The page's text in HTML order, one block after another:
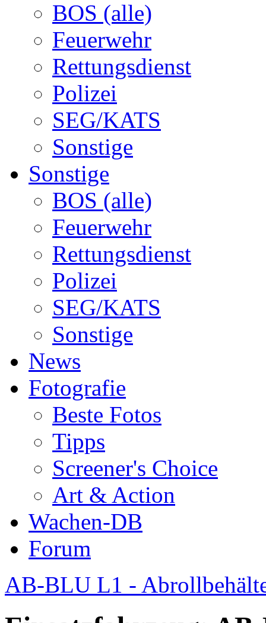
BOS (alle)
Feuerwehr
Rettungsdienst
Polizei
SEG/KATS
Sonstige
Sonstige
BOS (alle)
Feuerwehr
Rettungsdienst
Polizei
SEG/KATS
Sonstige
News
Fotografie
Beste Fotos
Tipps
Screener's Choice
Art & Action
Wachen-DB
Forum
AB-BLU L1 -